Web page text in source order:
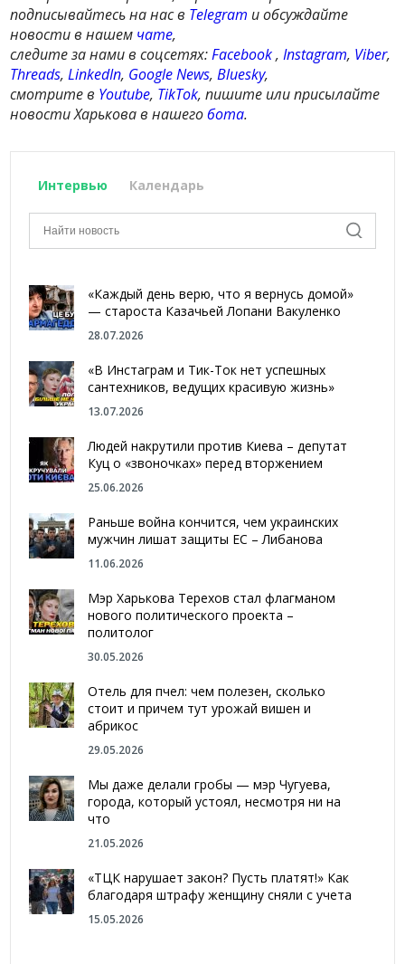
подписывайтесь на нас в Telegram и обсуждайте
новости в нашем чате,
следите за нами в соцсетях:Facebook,Instagram, Viber,
Threads,LinkedIn, Google News,Bluesky,
смотрите в Youtube, TikTok, пишите или присылайте
новости Харькова в нашегобота.
Интервью Календарь
«Каждый день верю, что я вернусь домой»
— староста Казачьей Лопани Вакуленко
28.07.2026
«В Инстаграм и Тик-Ток нет успешных
сантехников, ведущих красивую жизнь»
13.07.2026
Людей накрутили против Киева – депутат
Куц о «звоночках» перед вторжением
25.06.2026
Раньше война кончится, чем украинских
мужчин лишат защиты ЕС – Либанова
11.06.2026
Мэр Харькова Терехов стал флагманом
нового политического проекта –
политолог
30.05.2026
Отель для пчел: чем полезен, сколько
стоит и причем тут урожай вишен и
абрикос
29.05.2026
Мы даже делали гробы — мэр Чугуева,
города, который устоял, несмотря ни на
что
21.05.2026
«ТЦК нарушает закон? Пусть платят!» Как
благодаря штрафу женщину сняли с учета
15.05.2026